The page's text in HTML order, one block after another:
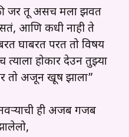
जर तू असच मला झवत
आणि कधी नाही ते
घाबरत परत तो विषय
होकार देउन तुझ्या
तो अजून खूष झाला”
ही अजब गजब